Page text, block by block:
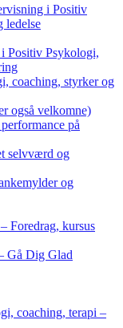
i Positiv
ledelse
Positiv Psykologi,
coaching, styrker og
også velkomne)
på
selvværd og
og
Foredrag, kursus
Gå Dig Glad
coaching, terapi –